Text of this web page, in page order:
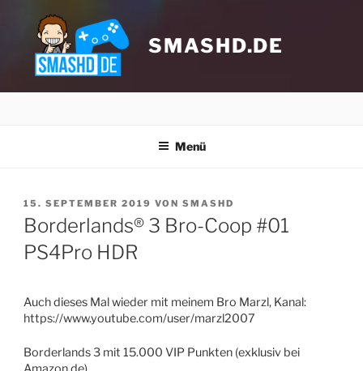
springen
SMASHD.DE
Menü
VERÖFFENTLICHT
15. SEPTEMBER 2019 VON SMASHD
Borderlands® 3 Bro-Coop #01
PS4Pro HDRKlicke hier, um Marketing-Cookies zu
aktivieren
Auch dieses Mal wieder mit meinem Bro Marzl, Kanal:
https://www.youtube.com/user/marzl2007
Borderlands 3 mit 15.000 VIP Punkten (exklusiv bei